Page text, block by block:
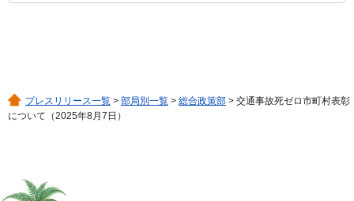
プレスリリース一覧 > 部局別一覧 > 総合政策部 > 交通事故死ゼロ市町村表彰
について（2025年8月7日）